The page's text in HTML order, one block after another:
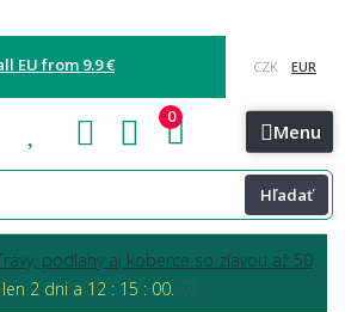
EU from 9.9 €
Kontakt Menu
Hľadať
0
podlahy aj koberce so zľavou až 50
len 2 dni a 12 : 14 : 59. ⏰